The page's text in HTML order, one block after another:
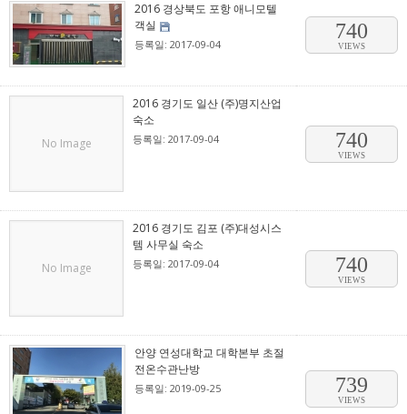
2016 경상북도 포항 애니모텔
객실
등록일: 2017-09-04
740
VIEWS
No Image
2016 경기도 일산 (주)명지산업
숙소
등록일: 2017-09-04 740
VIEWS
No Image
2016 경기도 김포 (주)대성시스
템 사무실 숙소
등록일: 2017-09-04 740
VIEWS
안양 연성대학교 대학본부 초절
전온수관난방
등록일: 2019-09-25 739
VIEWS